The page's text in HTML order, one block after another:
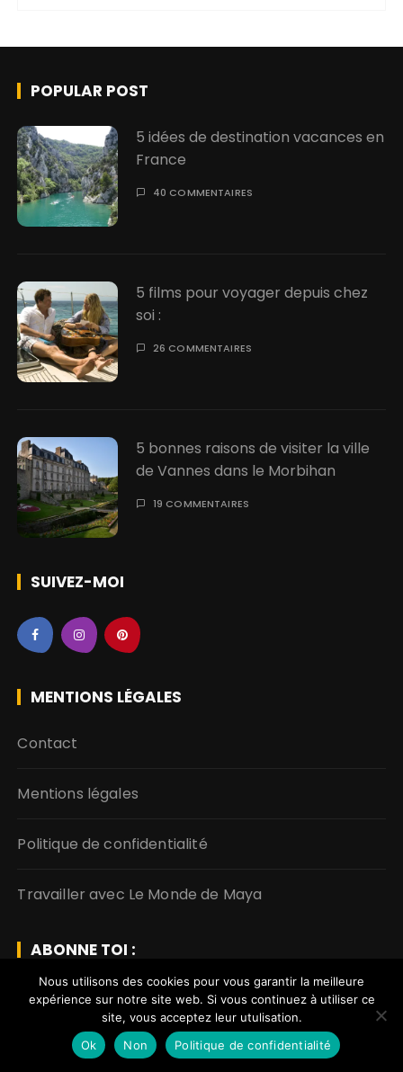
POPULAR POST
5 idées de destination vacances en
France
40 COMMENTAIRES
5 films pour voyager depuis chez
soi :
26 COMMENTAIRES
5 bonnes raisons de visiter la ville
de Vannes dans le Morbihan
19 COMMENTAIRES
SUIVEZ-MOI
MENTIONS LÉGALES
Contact
Mentions légales
Politique de confidentialité
Travailler avec Le Monde de Maya
ABONNE TOI :
Pour encore + de
voyages
Nous utilisons des cookies pour vous garantir la meilleure
expérience sur notre site web. Si vous continuez à utiliser ce
site, vous acceptez leur utulisation.
Ok
Non Politique de confidentialité